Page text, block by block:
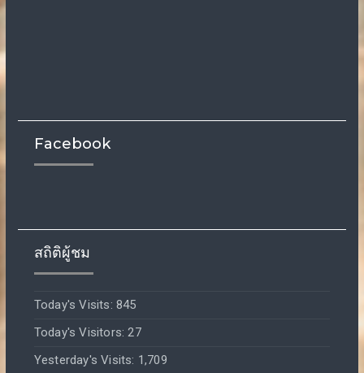
Facebook
สถิติผู้ชม
Today's Visits: 845
Today's Visitors:27
Yesterday's Visits: 1,709